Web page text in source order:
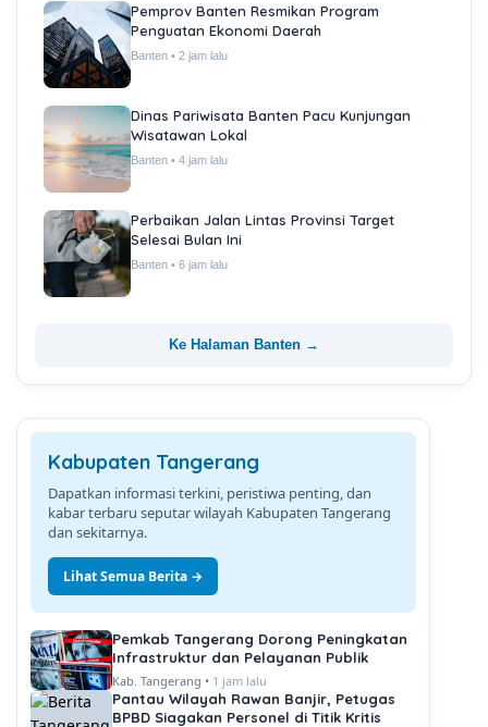
Pemprov Banten Resmikan Program
Penguatan Ekonomi Daerah
Banten • 2 jam lalu
Dinas Pariwisata Banten Pacu Kunjungan
Wisatawan Lokal
Banten • 4 jam lalu
Perbaikan Jalan Lintas Provinsi Target
Selesai Bulan Ini
Banten • 6 jam lalu
Ke Halaman Banten →
Kabupaten Tangerang
Dapatkan informasi terkini, peristiwa penting, dan
kabar terbaru seputar wilayah Kabupaten Tangerang
dan sekitarnya.
Lihat Semua Berita →
Pemkab Tangerang Dorong Peningkatan
Infrastruktur dan Pelayanan Publik
Kab. Tangerang • 1 jam lalu
Pantau Wilayah Rawan Banjir, Petugas
BPBD Siagakan Personel di Titik Kritis